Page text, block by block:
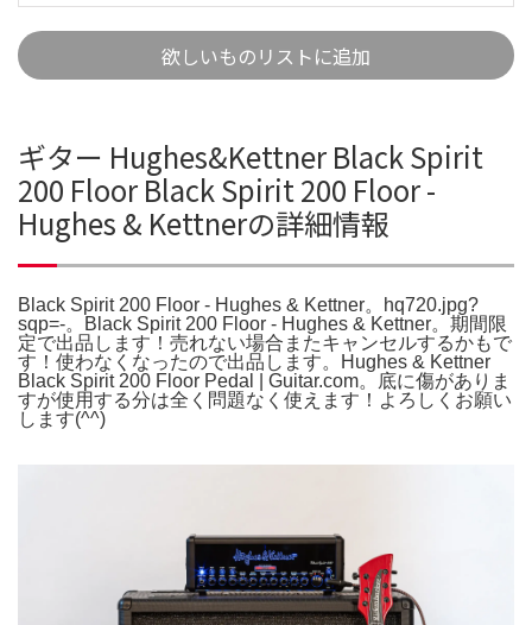
欲しいものリストに追加
ギター Hughes&Kettner Black Spirit
200 Floor Black Spirit 200 Floor -
Hughes & Kettnerの詳細情報
Black Spirit 200 Floor - Hughes & Kettner。hq720.jpg?
sqp=-。Black Spirit 200 Floor - Hughes & Kettner。期間限
定で出品します！売れない場合またキャンセルするかもで
す！使わなくなったので出品します。Hughes & Kettner
Black Spirit 200 Floor Pedal | Guitar.com。底に傷がありま
すが使用する分は全く問題なく使えます！よろしくお願い
します(^^)